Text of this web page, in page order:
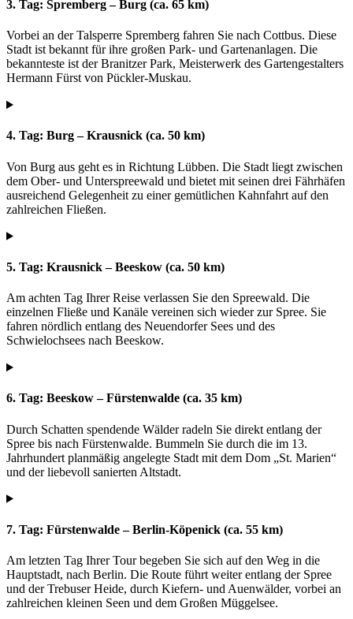
3. Tag: Spremberg – Burg (ca. 65 km)
Vorbei an der Talsperre Spremberg fahren Sie nach Cottbus. Diese
Stadt ist bekannt für ihre großen Park- und Gartenanlagen. Die
bekannteste ist der Branitzer Park, Meisterwerk des Gartengestalters
Hermann Fürst von Pückler-Muskau.
4. Tag: Burg – Krausnick (ca. 50 km)
Von Burg aus geht es in Richtung Lübben. Die Stadt liegt zwischen
dem Ober- und Unterspreewald und bietet mit seinen drei Fährhäfen
ausreichend Gelegenheit zu einer gemütlichen Kahnfahrt auf den
zahlreichen Fließen.
5. Tag: Krausnick – Beeskow (ca. 50 km)
Am achten Tag Ihrer Reise verlassen Sie den Spreewald. Die
einzelnen Fließe und Kanäle vereinen sich wieder zur Spree. Sie
fahren nördlich entlang des Neuendorfer Sees und des
Schwielochsees nach Beeskow.
6. Tag: Beeskow – Fürstenwalde (ca. 35 km)
Durch Schatten spendende Wälder radeln Sie direkt entlang der
Spree bis nach Fürstenwalde. Bummeln Sie durch die im 13.
Jahrhundert planmäßig angelegte Stadt mit dem Dom „St. Marien“
und der liebevoll sanierten Altstadt.
7. Tag: Fürstenwalde – Berlin-Köpenick (ca. 55 km)
Am letzten Tag Ihrer Tour begeben Sie sich auf den Weg in die
Hauptstadt, nach Berlin. Die Route führt weiter entlang der Spree
und der Trebuser Heide, durch Kiefern- und Auenwälder, vorbei an
zahlreichen kleinen Seen und dem Großen Müggelsee.